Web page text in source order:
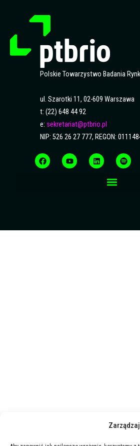
Polskie Towarzystwo Badania
ul. Szarotki 11, 02-609 Warszawa
t: (22) 648 44 92
e: sekretariat@ptbrio.pl
NIP: 526 26 27 777, REGON:
a
c
e
o
u
t
i
n
k
p
o
t